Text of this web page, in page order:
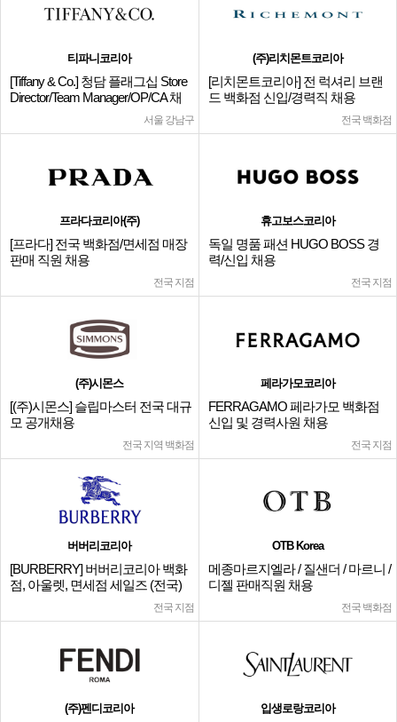
티파니코리아
[Tiffany & Co.] 청담 플래그십 Store
Director/Team Manager/OP/CA 채
서울 강남구
(주)리치몬트코리아
[리치몬트코리아] 전 럭셔리 브랜
드 백화점 신입/경력직 채용
전국 백화점
프라다코리아(주)
[프라다] 전국 백화점/면세점 매장
판매 직원 채용
전국 지점
휴고보스코리아
독일 명품 패션 HUGO BOSS 경
력/신입 채용
전국 지점
(주)시몬스
[(주)시몬스] 슬립마스터 전국 대규
모 공개채용
전국 지역 백화점
페라가모코리아
FERRAGAMO 페라가모 백화점
신입 및 경력사원 채용
전국 지점
버버리코리아
[BURBERRY] 버버리코리아 백화
점, 아울렛, 면세점 세일즈 (전국)
전국 지점
OTB Korea
메종마르지엘라 / 질샌더 / 마르니 /
디젤 판매직원 채용
전국 백화점
(주)펜디코리아 입생로랑코리아